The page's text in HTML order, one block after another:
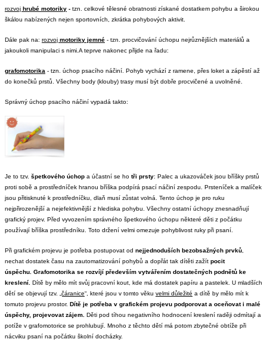
rozvoj hrubé motoriky - tzn. celkové tělesné obratnosti získané dostatkem pohybu a širokou
škálou nabízených nejen sportovních, zkrátka pohybových aktivit.
Dále pak na: rozvoj motoriky jemné - tzn. procvičování úchopu nejrůznějších materiálů a
jakoukoli manipulaci s nimi. A teprve nakonec přijde na řadu:
grafomotorika - tzn. úchop psacího náčiní. Pohyb vychází z ramene, přes loket a zápěstí až
do konečků prstů. Všechny body (klouby) trasy musí být dobře procvičené a uvolněné.
Správný úchop psacího náčiní vypadá takto:
Je to tzv. špetkového úchop a účastní se ho tři prsty: Palec a ukazováček jsou bříšky prstů
proti sobě a prostředníček hranou bříška podpírá psací náčiní zespodu. Prsteníček a malíček
jsou přitisknuté k prostředníčku, dlaň musí zůstat volná. Tento úchop je pro ruku
nejpřirozenější a nejefektivnější z hlediska pohybu. Všechny ostatní úchopy znesnadňují
grafický projev. Před vyvozením správného špetkového úchopu některé děti z počátku
používají bříška prostředníku. Toto držení velmi omezuje pohyblivost ruky při psaní.
Při grafickém projevu je potřeba postupovat od nejjednoduších bezobsažných prvků
nechat dostatek času na zautomatizování pohybů a dopřát tak dítěti zažít pocit
úspěchu. Grafomotorika se rozvíjí především vytvářením dostatečných podnětů ke
kreslení. Dítě by mělo mít svůj pracovní kout, kde má dostatek papíru a pastelek. U mladších
dětí se objevují tzv.
„čáranice“, které jsou v tomto věku velmi důležité a dítě by mělo mít k
tomuto projevu prostor. Dítě je potřeba v grafickém projevu podporovat a oceňovat i malé
úspěchy, projevovat zájem. Děti pod tíhou negativního hodnocení kreslení raději odmítají a
potíže v grafomotorice se prohlubují. Mnoho z těchto dětí má potom zbytečné obtíže při
nácviku psaní na počátku školní docházky.